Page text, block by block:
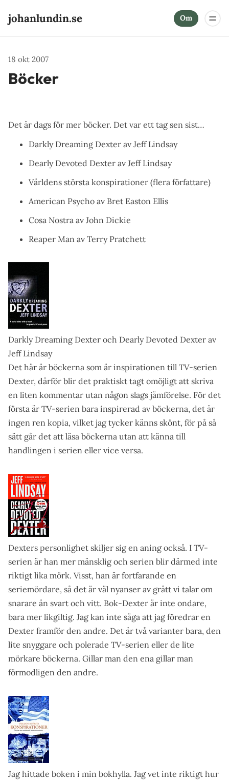
johanlundin.se Om
18 okt 2007
Böcker
Det är dags för mer böcker. Det var ett tag sen sist…
Darkly Dreaming Dexter av Jeff Lindsay
Dearly Devoted Dexter av Jeff Lindsay
Världens största konspirationer (flera författare)
American Psycho av Bret Easton Ellis
Cosa Nostra av John Dickie
Reaper Man av Terry Pratchett
Darkly Dreaming Dexter och Dearly Devoted Dexter av
Jeff Lindsay
Det här är böckerna som är inspirationen till TV-serien
Dexter, därför blir det praktiskt tagt omöjligt att skriva
en liten kommentar utan någon slags jämförelse. För det
första är TV-serien bara inspirerad av böckerna, det är
ingen ren kopia, vilket jag tycker känns skönt, för på så
sätt går det att läsa böckerna utan att känna till
handlingen i serien eller vice versa.
Dexters personlighet skiljer sig en aning också. I TV-
serien är han mer mänsklig och serien blir därmed inte
riktigt lika mörk. Visst, han är fortfarande en
seriemördare, så det är väl nyanser av grått vi talar om
snarare än svart och vitt. Bok-Dexter är inte ondare,
bara mer likgiltig. Jag kan inte säga att jag föredrar en
Dexter framför den andre. Det är två varianter bara, den
lite snyggare och polerade TV-serien eller de lite
mörkare böckerna. Gillar man den ena gillar man
förmodligen den andre.
Jag hittade boken i min bokhylla. Jag vet inte riktigt hur